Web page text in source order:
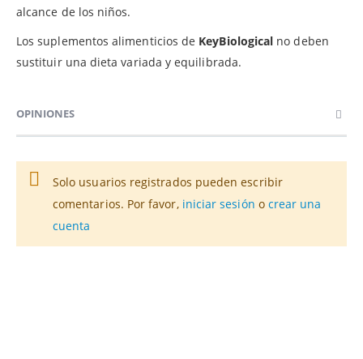
alcance de los niños.
Los suplementos alimenticios de KeyBiological no deben
sustituir una dieta variada y equilibrada.
OPINIONES
Solo usuarios registrados pueden escribir
comentarios. Por favor, iniciar sesión o crear una
cuenta